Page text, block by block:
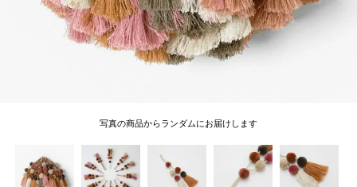
写真の商品からランダムにお届けします